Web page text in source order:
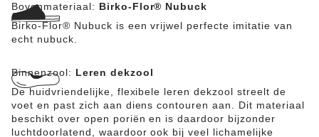
Bovenmateriaal: Birko-Flor® Nubuck
Birko-Flor® Nubuck is een vrijwel perfecte imitatie van
echt nubuck.
Binnenzool: Leren dekzool
De huidvriendelijke, flexibele leren dekzool streelt de
voet en past zich aan diens contouren aan. Dit materiaal
beschikt over open poriën en is daardoor bijzonder
luchtdoorlatend, waardoor ook bij veel lichamelijke